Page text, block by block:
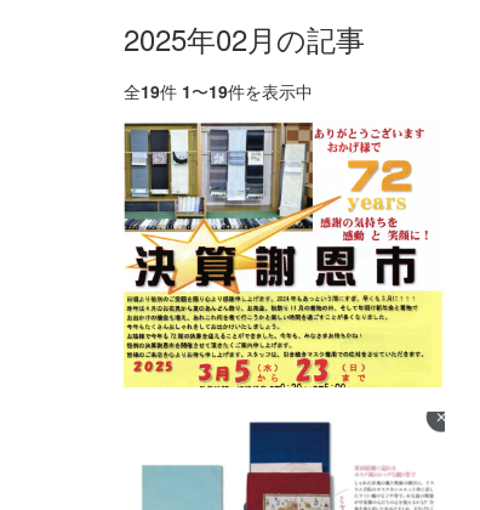
2025年02月の記事
全19件 1〜19件を表示中